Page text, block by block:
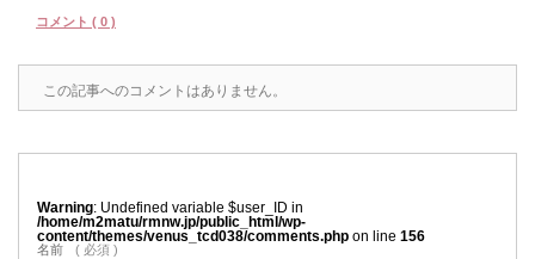
コメント ( 0 )
この記事へのコメントはありません。
Warning : Undefined variable $user_ID in
/home/m2matu/rmnw.jp/public_html/wp-
content/themes/venus_tcd038/comments.php on line 156
名前 ( 必須 )